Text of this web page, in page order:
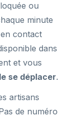
ou
minute
contact
dans
et vous
se déplacer.
artisans
de numéro